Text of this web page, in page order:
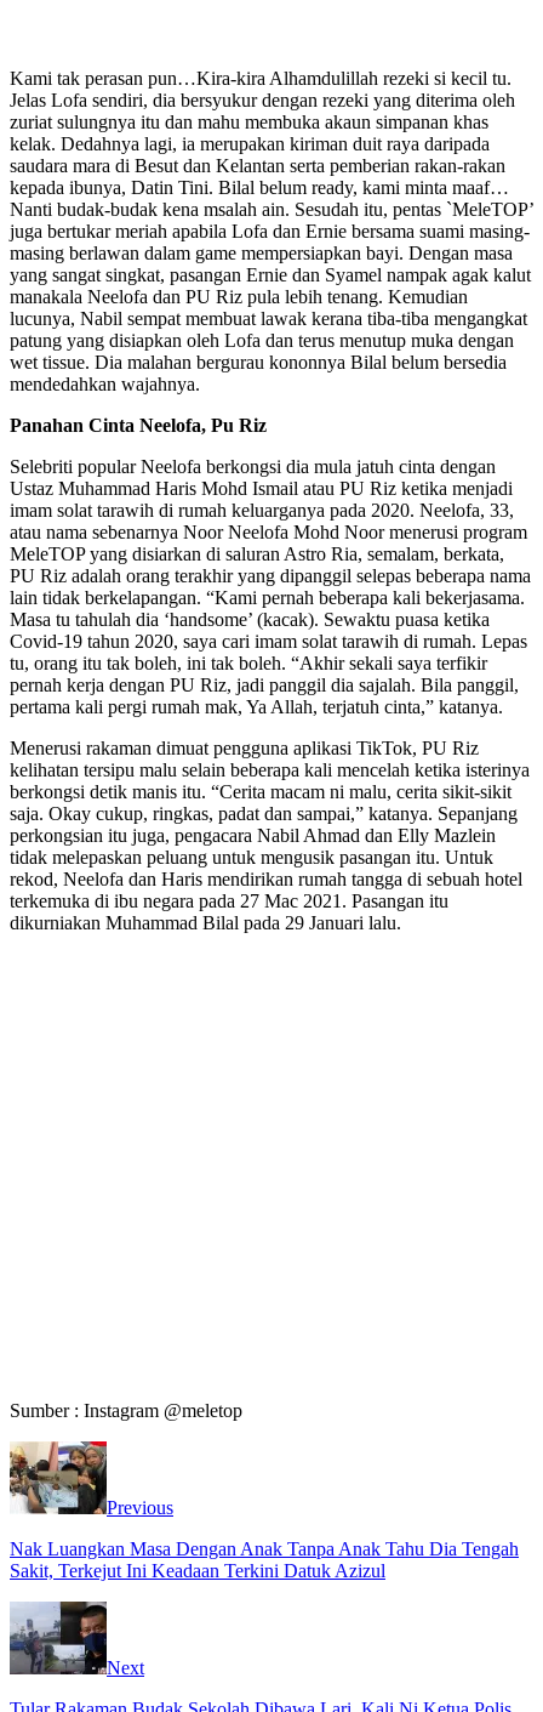
Kami tak perasan pun…Kira-kira Alhamdulillah rezeki si kecil tu.
Jelas Lofa sendiri, dia bersyukur dengan rezeki yang diterima oleh
zuriat sulungnya itu dan mahu membuka akaun simpanan khas
kelak. Dedahnya lagi, ia merupakan kiriman duit raya daripada
saudara mara di Besut dan Kelantan serta pemberian rakan-rakan
kepada ibunya, Datin Tini. Bilal belum ready, kami minta maaf…
Nanti budak-budak kena msalah ain. Sesudah itu, pentas `MeleTOP’
juga bertukar meriah apabila Lofa dan Ernie bersama suami masing-
masing berlawan dalam game mempersiapkan bayi. Dengan masa
yang sangat singkat, pasangan Ernie dan Syamel nampak agak kalut
manakala Neelofa dan PU Riz pula lebih tenang. Kemudian
lucunya, Nabil sempat membuat lawak kerana tiba-tiba mengangkat
patung yang disiapkan oleh Lofa dan terus menutup muka dengan
wet tissue. Dia malahan bergurau kononnya Bilal belum bersedia
mendedahkan wajahnya.
Panahan Cinta Neelofa, Pu Riz
Selebriti popular Neelofa berkongsi dia mula jatuh cinta dengan
Ustaz Muhammad Haris Mohd Ismail atau PU Riz ketika menjadi
imam solat tarawih di rumah keluarganya pada 2020. Neelofa, 33,
atau nama sebenarnya Noor Neelofa Mohd Noor menerusi program
MeleTOP yang disiarkan di saluran Astro Ria, semalam, berkata,
PU Riz adalah orang terakhir yang dipanggil selepas beberapa nama
lain tidak berkelapangan. “Kami pernah beberapa kali bekerjasama.
Masa tu tahulah dia ‘handsome’ (kacak). Sewaktu puasa ketika
Covid-19 tahun 2020, saya cari imam solat tarawih di rumah. Lepas
tu, orang itu tak boleh, ini tak boleh. “Akhir sekali saya terfikir
pernah kerja dengan PU Riz, jadi panggil dia sajalah. Bila panggil,
pertama kali pergi rumah mak, Ya Allah, terjatuh cinta,” katanya.
Menerusi rakaman dimuat pengguna aplikasi TikTok, PU Riz
kelihatan tersipu malu selain beberapa kali mencelah ketika isterinya
berkongsi detik manis itu. “Cerita macam ni malu, cerita sikit-sikit
saja. Okay cukup, ringkas, padat dan sampai,” katanya. Sepanjang
perkongsian itu juga, pengacara Nabil Ahmad dan Elly Mazlein
tidak melepaskan peluang untuk mengusik pasangan itu. Untuk
rekod, Neelofa dan Haris mendirikan rumah tangga di sebuah hotel
terkemuka di ibu negara pada 27 Mac 2021. Pasangan itu
dikurniakan Muhammad Bilal pada 29 Januari lalu.
Sumber : Instagram @meletop
Previous
Nak Luangkan Masa Dengan Anak Tanpa Anak Tahu Dia Tengah
Sakit, Terkejut Ini Keadaan Terkini Datuk Azizul
Next